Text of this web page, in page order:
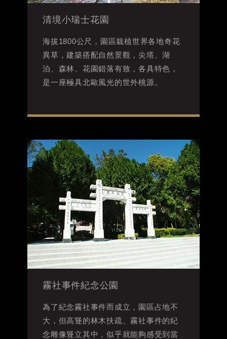
清境小瑞士花園
海拔1800公尺，園區栽植世界各地奇花
異草，建築搭配自然景觀，尖塔、湖
泊、森林、花園錯落有致，各具特色，
是一座極具北歐風光的世外桃源。
霧社事件紀念公園
為了紀念霧社事件而成立，園區占地不
大，但高聳的林木扶疏、霧社事件的紀
念雕像聳立其中，似乎就能夠感受到當